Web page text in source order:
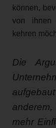
können,
von ihnen
kehren
Die
mehr